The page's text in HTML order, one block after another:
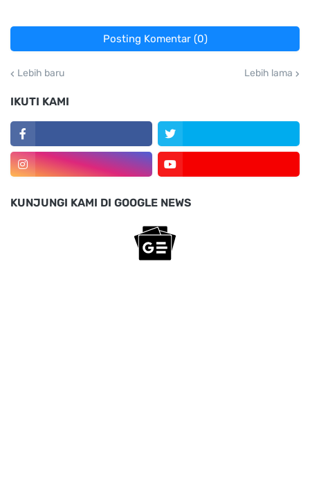
Posting Komentar (0)
Lebih baru Lebih lama
IKUTI KAMI
KUNJUNGI KAMI DI GOOGLE NEWS